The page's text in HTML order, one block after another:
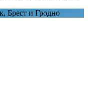
Брест и Гродно